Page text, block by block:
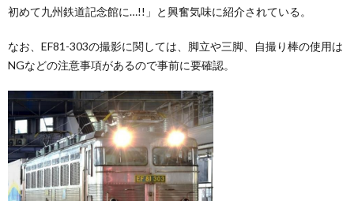
初めて九州鉄道記念館に…!!」と興奮気味に紹介されている。
なお、EF81-303の撮影に関しては、脚立や三脚、自撮り棒の使用は
NGなどの注意事項があるので事前に要確認。